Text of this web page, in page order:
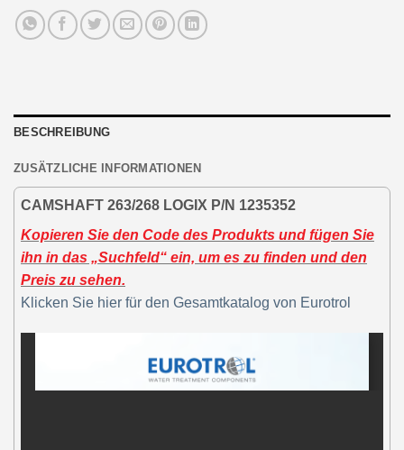
BESCHREIBUNG
ZUSÄTZLICHE INFORMATIONEN
CAMSHAFT 263/268 LOGIX P/N 1235352
Kopieren Sie den Code des Produkts und fügen Sie
ihn in das „Suchfeld“ ein, um es zu finden und den
Preis zu sehen.
Klicken Sie hier für den Gesamtkatalog von Eurotrol